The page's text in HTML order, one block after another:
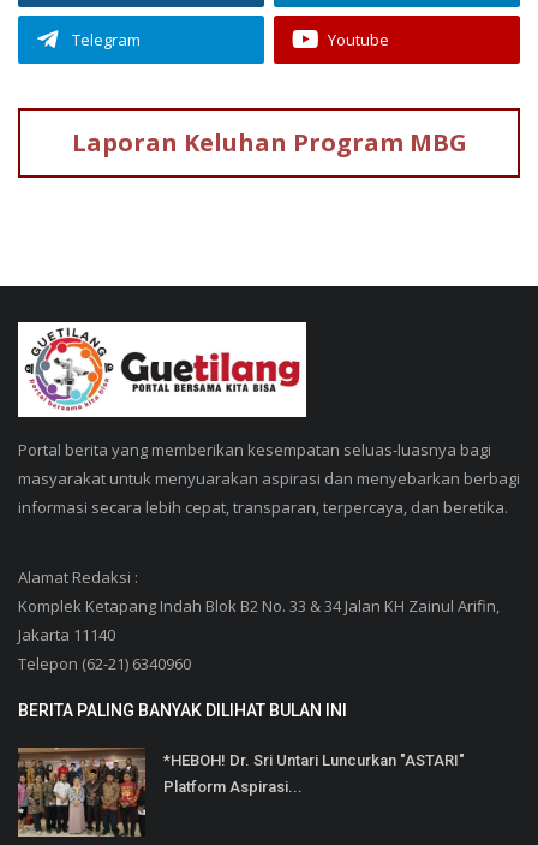
Telegram Youtube
Laporan Keluhan Program MBG
Portal berita yang memberikan kesempatan seluas-luasnya bagi
masyarakat untuk menyuarakan aspirasi dan menyebarkan berbagi
informasi secara lebih cepat, transparan, terpercaya, dan beretika.
Alamat Redaksi :
Komplek Ketapang Indah Blok B2 No. 33 & 34 Jalan KH Zainul Arifin,
Jakarta 11140
Telepon (62-21) 6340960
BERITA PALING BANYAK DILIHAT BULAN INI
*HEBOH! Dr. Sri Untari Luncurkan "ASTARI"
Platform Aspirasi...